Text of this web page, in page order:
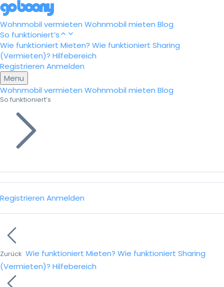
Wohnmobil vermieten Wohnmobil mieten Blog
So funktioniert’s
Wie funktioniert Mieten? Wie funktioniert Sharing
(Vermieten)? Hilfebereich
Registrieren Anmelden
Menu
Wohnmobil vermieten Wohnmobil mieten Blog
So funktioniert’s
Registrieren Anmelden
Zurück Wie funktioniert Mieten? Wie funktioniert Sharing
(Vermieten)? Hilfebereich